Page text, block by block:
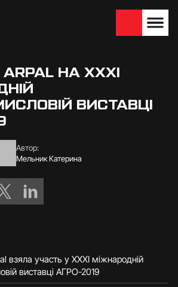
НА ХХХІ
ВИСТАВЦІ
Автор:
Мельник Катерина
виставці АГРО-2019